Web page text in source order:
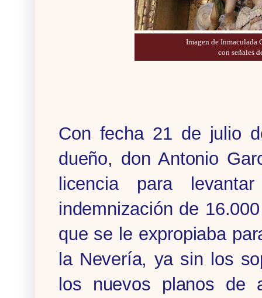
Imagen de Inmaculada
con señales
Con fecha 21 de julio
dueño, don Antonio
licencia para
indemnización de
que se le expropiaba
la Nevería, ya sin los
los nuevos planos de